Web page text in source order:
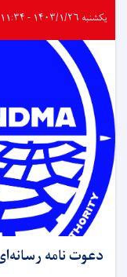
یکشنبه ۱۴۰۳/۱/۲۶ - ۱۱:۳۴
دعوت نامه